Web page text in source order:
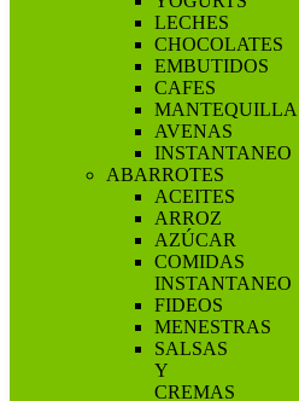
LECHES
CHOCOLATES
EMBUTIDOS
CAFES
MANTEQUILLA
AVENAS
INSTANTANEO
ABARROTES
ACEITES
ARROZ
AZÚCAR
COMIDAS
INSTANTANEO
FIDEOS
MENESTRAS
SALSAS
Y
CREMAS